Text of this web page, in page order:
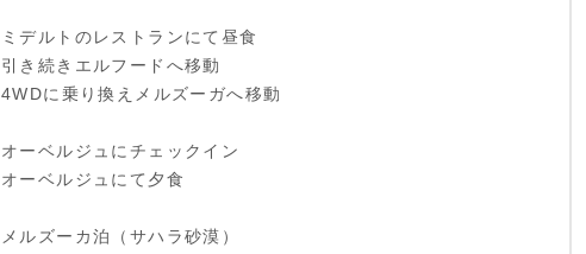
ミデルトのレストランにて昼食
引き続きエルフードへ移動
4WDに乗り換えメルズーガへ移動
オーベルジュにチェックイン
オーベルジュにて夕食
メルズーカ泊（サハラ砂漠）